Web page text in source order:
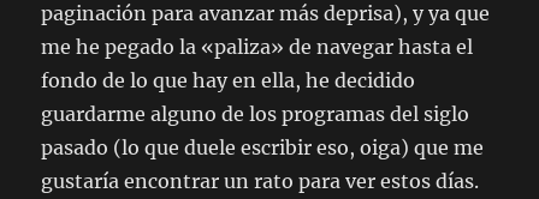
paginación para avanzar más deprisa), y ya que
me he pegado la «paliza» de navegar hasta el
fondo de lo que hay en ella, he decidido
guardarme alguno de los programas del siglo
pasado (lo que duele escribir eso, oiga) que me
gustaría encontrar un rato para ver estos días.